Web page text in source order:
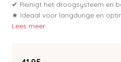
✔ Reinigt het droogsysteem en
★ Ideaal voor langdurige en
Lees meer